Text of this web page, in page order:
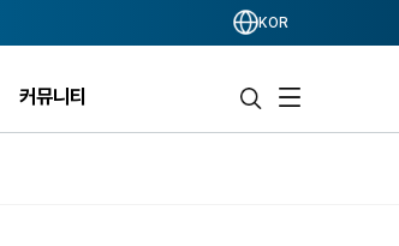
KOR
커뮤니티